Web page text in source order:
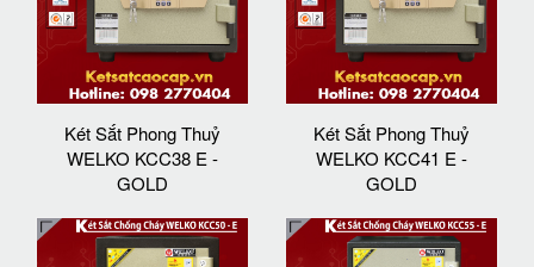
Két Sắt Phong Thuỷ
WELKO KCC38 E -
GOLD
Két Sắt Phong Thuỷ
WELKO KCC41 E -
GOLD